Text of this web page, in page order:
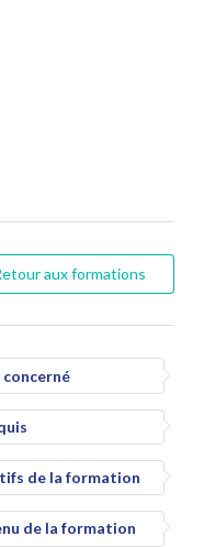
aux formations
concerné
de la formation
de la formation